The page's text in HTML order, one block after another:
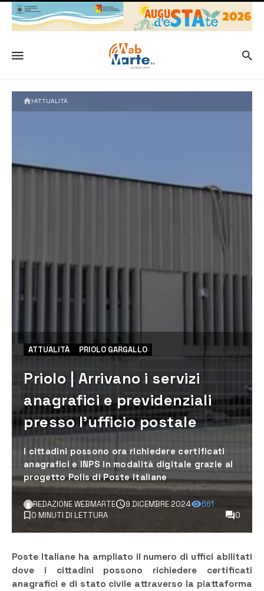
ATTUALITÀ
ATTUALITÀ PRIOLO GARGALLO
Priolo | Arrivano i servizi
anagrafici e previdenziali
presso l’ufficio postale
I cittadini possono ora richiedere certificati
anagrafici e INPS in modalità digitale grazie al
progetto Polis di Poste Italiane
REDAZIONE WEBMARTE 9 DICEMBRE 2024
661
0 MINUTI DI LETTURA
0
Poste Italiane ha ampliato il numero di uffici abilitati
dove i cittadini possono richiedere certificati
anagrafici e di stato civile attraverso la piattaforma